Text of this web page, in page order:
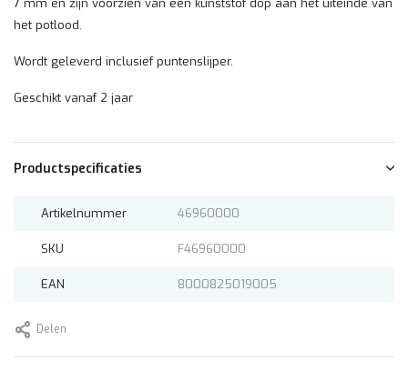
7 mm en zijn voorzien van een kunststof dop aan het uiteinde van
het potlood.
Wordt geleverd inclusief puntenslijper.
Geschikt vanaf 2 jaar
Productspecificaties
Artikelnummer 46960000
SKU F46960000
EAN 8000825019005
Delen